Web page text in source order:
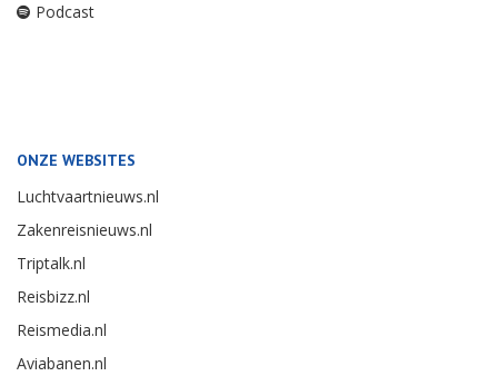
Podcast
ONZE WEBSITES
Luchtvaartnieuws.nl
Zakenreisnieuws.nl
Triptalk.nl
Reisbizz.nl
Reismedia.nl
Aviabanen.nl